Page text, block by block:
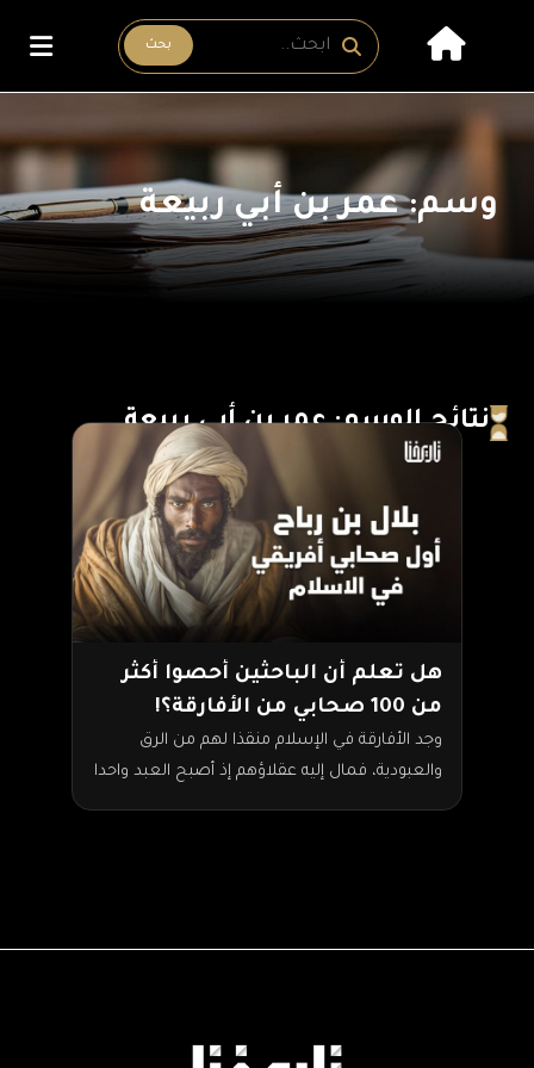
بحث
وسم: عمر بن أبي ربيعة
نتائج الوسم: عمر بن أبي ربيعة
هل تعلم أن الباحثين أحصوا أكثر
من 100 صحابي من الأفارقة؟!
وجد الأفارقة في الإسلام منقذا لهم من الرق
والعبودية، فمال إليه عقلاؤهم إذ أصبح العبد واحدا